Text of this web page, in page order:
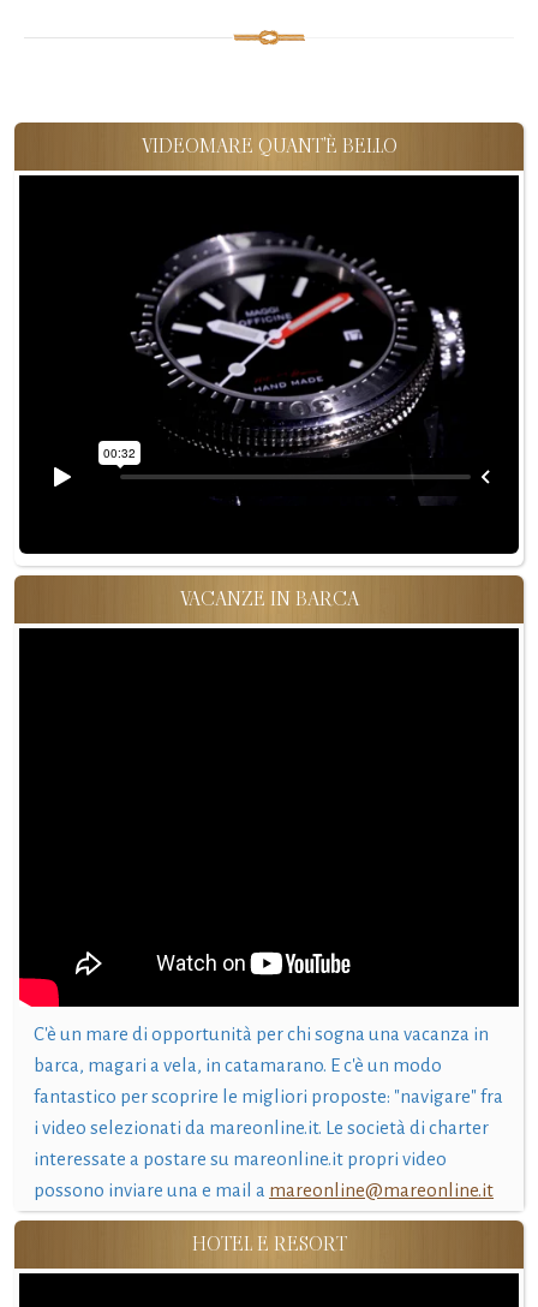
VIDEOMARE QUANT'È BELLO
VACANZE IN BARCA
C'è un mare di opportunità per chi sogna una vacanza in
barca, magari a vela, in catamarano. E c'è un modo
fantastico per scoprire le migliori proposte: "navigare" fra
i video selezionati da mareonline.it. Le società di charter
interessate a postare su mareonline.it propri video
possono inviare una e mail a mareonline@mareonline.it
HOTEL E RESORT